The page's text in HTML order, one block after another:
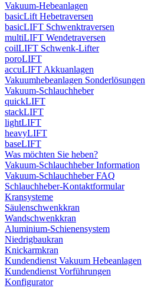
Vakuum-Hebeanlagen
basicLift Hebetraversen
basicLIFT Schwenktraversen
multiLIFT Wendetraversen
coilLIFT Schwenk-Lifter
poroLIFT
accuLIFT Akkuanlagen
Vakuumhebeanlagen Sonderlösungen
Vakuum-Schlauchheber
quickLIFT
stackLIFT
lightLIFT
heavyLIFT
baseLIFT
Was möchten Sie heben?
Vakuum-Schlauchheber Information
Vakuum-Schlauchheber FAQ
Schlauchheber-Kontaktformular
Kransysteme
Säulenschwenkkran
Wandschwenkkran
Aluminium-Schienensystem
Niedrigbaukran
Knickarmkran
Kundendienst Vakuum Hebeanlagen
Kundendienst Vorführungen
Konfigurator